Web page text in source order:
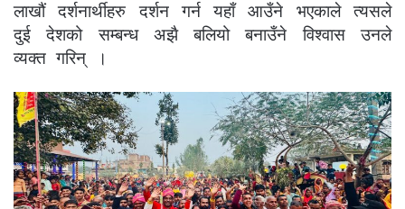
लाखौं दर्शनार्थीहरु दर्शन गर्न यहाँ आउँने भएकाले त्यसले
दुई देशको सम्बन्ध अझै बलियो बनाउँने विश्वास उनले
व्यक्त गरिन् ।